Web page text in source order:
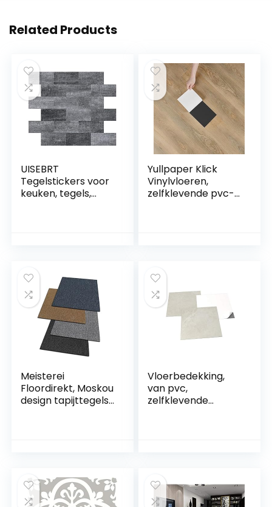
Related Products
UISEBRT
Tegelstickers voor
keuken, tegels,
x 29 cm, voor
badkamer,
wastafel, open
haard
Yullpaper Klick
Vinylvloeren,
zelfklevende pvc-
pvc-tegels,
zelfklevend,
waterdicht,
Meisterei
Floordirekt, Moskou
design tapijttegels
lussenvloer,
antistatisch met
Vloerbedekking,
van pvc,
zelfklevende